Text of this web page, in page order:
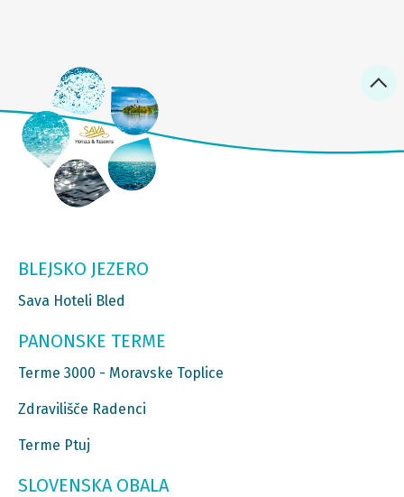
BLEJSKO JEZERO
Sava Hoteli Bled
PANONSKE TERME
Terme 3000 - Moravske Toplice
Zdravilišče Radenci
Terme Ptuj
SLOVENSKA OBALA